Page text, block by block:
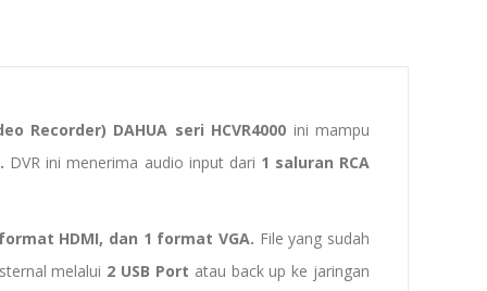
Recorder) DAHUA seri HCVR4000 ini mampu
DVR ini menerima audio input dari 1 saluran RCA
HDMI, dan 1 format VGA. File yang sudah
melalui 2 USB Port atau back up ke jaringan